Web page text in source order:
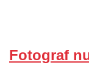
Fotograf